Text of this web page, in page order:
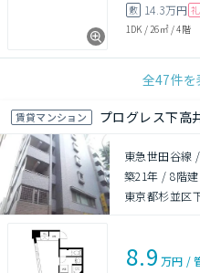
敷 14.3万円 礼
1DK / 26㎡/4階
全47件を
賃貸マンション プログレス下高
東急世田谷線
築21年 /8階建
東京都杉並区
8.9 万円 /